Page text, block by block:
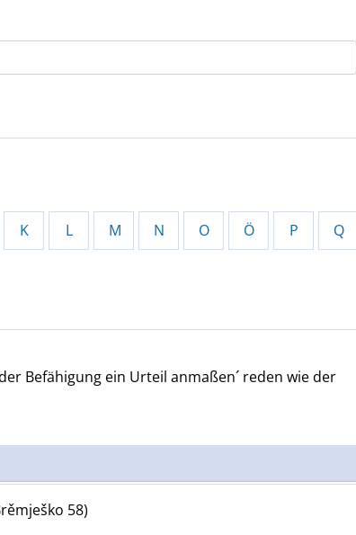
K L M N O Ö P Q
Befähigung ein Urteil anmaßen´ reden wie der
58)